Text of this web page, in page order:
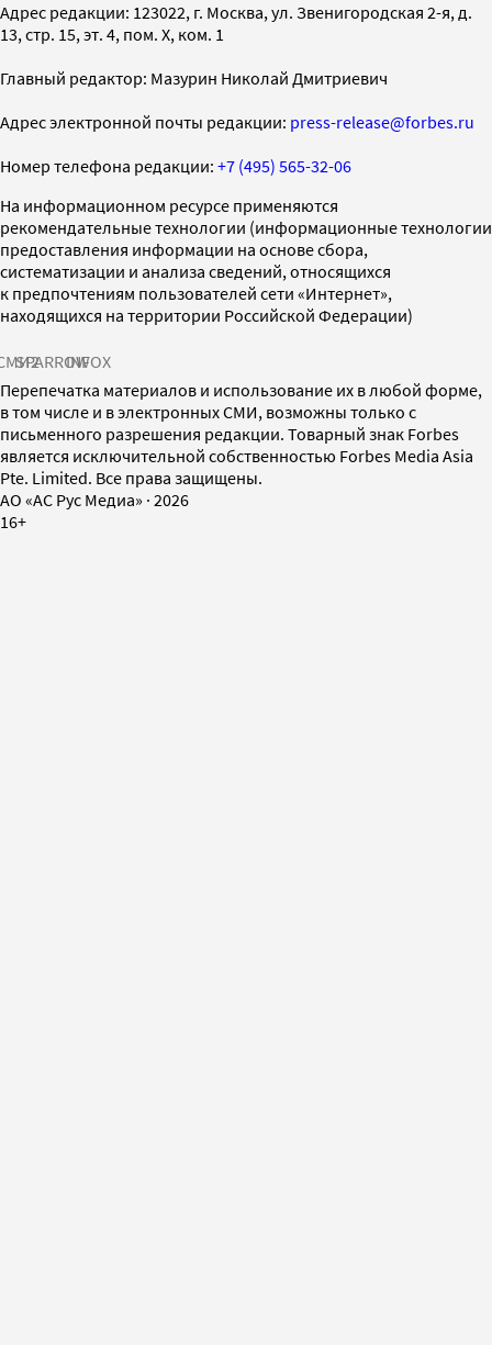
Адрес редакции: 123022, г. Москва, ул. Звенигородская 2-я, д.
13, стр. 15, эт. 4, пом. X, ком. 1
Главный редактор: Мазурин Николай Дмитриевич
Адрес электронной почты редакции: press-release@forbes.ru
Номер телефона редакции: +7 (495) 565-32-06
На информационном ресурсе применяются
рекомендательные технологии (информационные технологии
предоставления информации на основе сбора,
систематизации и анализа сведений, относящихся
к предпочтениям пользователей сети «Интернет»,
находящихся на территории Российской Федерации)
SPARROWINFOX
Перепечатка материалов и использование их в любой форме,
в том числе и в электронных СМИ, возможны только с
письменного разрешения редакции. Товарный знак Forbes
является исключительной собственностью Forbes Media Asia
Pte. Limited. Все права защищены.
AO «АС Рус Медиа» · 2026
16+